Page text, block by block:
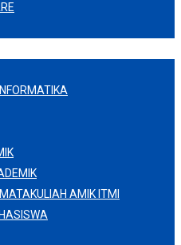
AMIK ITMI